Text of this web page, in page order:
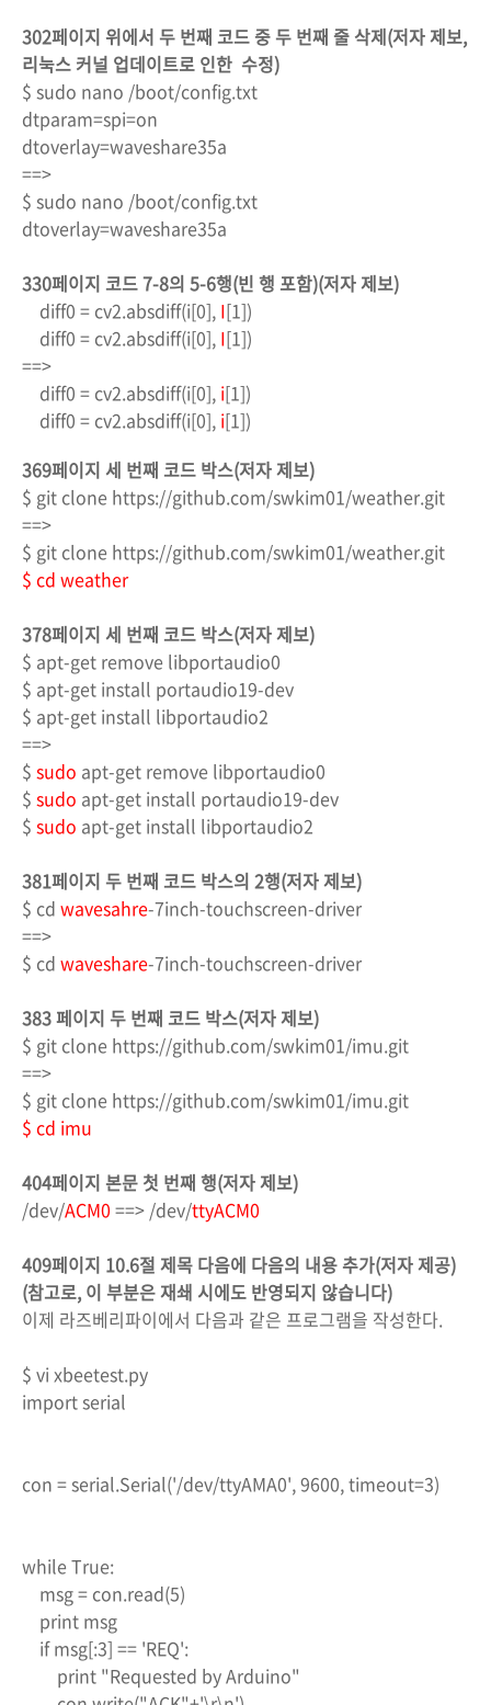
302페이지 위에서 두 번째 코드 중 두 번째 줄 삭제(저자 제보,
리눅스 커널 업데이트로 인한 수정)
$ sudo nano /boot/config.txt
dtparam=spi=on
dtoverlay=waveshare35a
==>
$ sudo nano /boot/config.txt
dtoverlay=waveshare35a
330페이지 코드 7-8의 5-6행(빈 행 포함)(저자 제보)
diff0 = cv2.absdiff(i[0], I[1])
diff0 = cv2.absdiff(i[0], I[1])
==>
diff0 = cv2.absdiff(i[0], i[1])
diff0 = cv2.absdiff(i[0], i[1])
369페이지 세 번째 코드 박스(저자 제보)
$ git clone https://github.com/swkim01/weather.git
==>
$ git clone https://github.com/swkim01/weather.git
$ cd weather
378페이지 세 번째 코드 박스(저자 제보)
$ apt-get remove libportaudio0
$ apt-get install portaudio19-dev
$ apt-get install libportaudio2
==>
$ sudo apt-get remove libportaudio0
$ sudo apt-get install portaudio19-dev
$ sudo apt-get install libportaudio2
381페이지 두 번째 코드 박스의 2행(저자 제보)
$ cd wavesahre-7inch-touchscreen-driver
==>
$ cd waveshare-7inch-touchscreen-driver
383 페이지 두 번째 코드 박스(저자 제보)
$ git clone https://github.com/swkim01/imu.git
==>
$ git clone https://github.com/swkim01/imu.git
$ cd imu
404페이지 본문 첫 번째 행(저자 제보)
/dev/ACM0 ==> /dev/ttyACM0
409페이지 10.6절 제목 다음에 다음의 내용 추가(저자 제공)
(참고로, 이 부분은 재쇄 시에도 반영되지 않습니다)
이제 라즈베리파이에서 다음과 같은 프로그램을 작성한다.
$ vi xbeetest.py
import serial
con = serial.Serial('/dev/ttyAMA0', 9600, timeout=3)
while True:
msg = con.read(5)
print msg
if msg[:3] == 'REQ':
print "Requested by Arduino"